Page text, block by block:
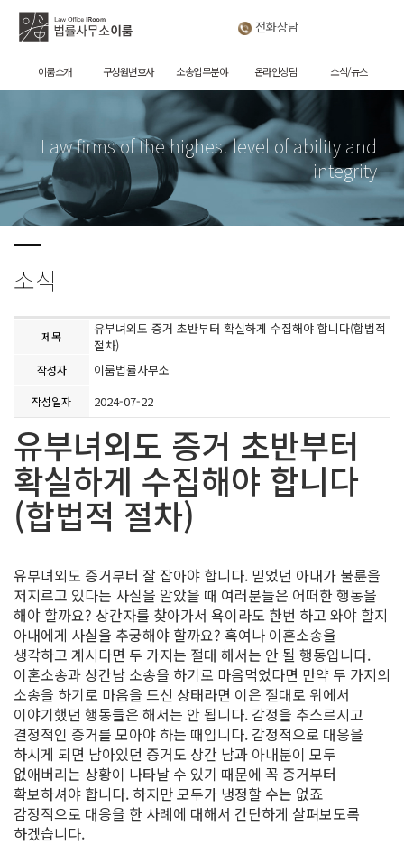
전화상담
이룸소개 구성원변호사 소송업무분야 온라인상담 소식/뉴스
Law firms of the highest level of ability and
integrity
소식
제목
유부녀외도 증거 초반부터 확실하게 수집해야 합니다(합법적
절차)
작성자 이룸법률사무소
작성일자 2024-07-22
유부녀외도 증거 초반부터
확실하게 수집해야 합니다
(합법적 절차)
유부녀외도 증거부터 잘 잡아야 합니다. 믿었던 아내가 불륜을
저지르고 있다는 사실을 알았을 때 여러분들은 어떠한 행동을
해야 할까요? 상간자를 찾아가서 욕이라도 한번 하고 와야 할지
아내에게 사실을 추궁해야 할까요? 혹여나 이혼소송을
생각하고 계시다면 두 가지는 절대 해서는 안 될 행동입니다.
이혼소송과 상간남 소송을 하기로 마음먹었다면 만약 두 가지의
소송을 하기로 마음을 드신 상태라면 이은 절대로 위에서
이야기했던 행동들은 해서는 안 됩니다. 감정을 추스르시고
결정적인 증거를 모아야 하는 때입니다. 감정적으로 대응을
하시게 되면 남아있던 증거도 상간 남과 아내분이 모두
없애버리는 상황이 나타날 수 있기 때문에 꼭 증거부터
확보하셔야 합니다. 하지만 모두가 냉정할 수는 없죠
감정적으로 대응을 한 사례에 대해서 간단하게 살펴보도록
하겠습니다.